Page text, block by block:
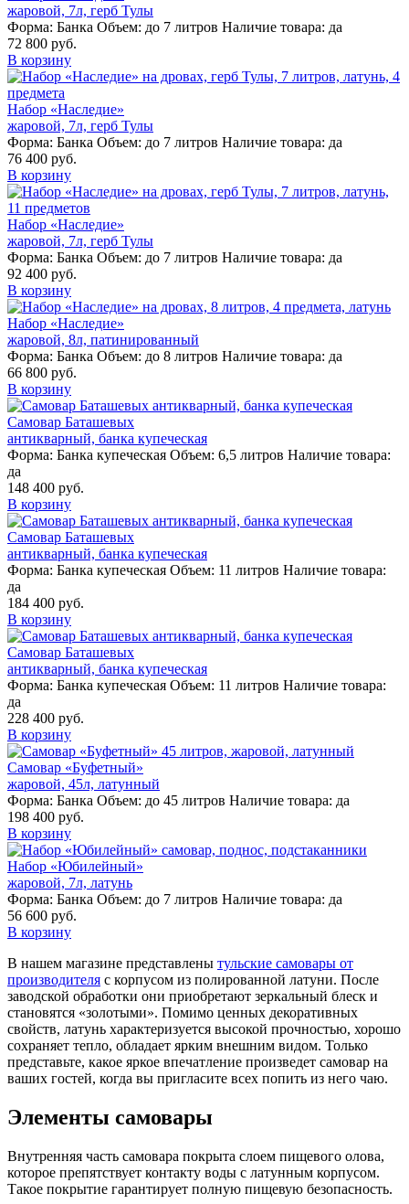
жаровой, 7л, герб Тулы
Форма: Банка Объем: до 7 литров Наличие товара: да
72 800 руб.
В корзину
Набор «Наследие»
жаровой, 7л, герб Тулы
Форма: Банка Объем: до 7 литров Наличие товара: да
76 400 руб.
В корзину
Набор «Наследие»
жаровой, 7л, герб Тулы
Форма: Банка Объем: до 7 литров Наличие товара: да
92 400 руб.
В корзину
Набор «Наследие»
жаровой, 8л, патинированный
Форма: Банка Объем: до 8 литров Наличие товара: да
66 800 руб.
В корзину
Самовар Баташевых
антикварный, банка купеческая
Форма: Банка купеческая Объем: 6,5 литров Наличие товара:
да
148 400 руб.
В корзину
Самовар Баташевых
антикварный, банка купеческая
Форма: Банка купеческая Объем: 11 литров Наличие товара:
да
184 400 руб.
В корзину
Самовар Баташевых
антикварный, банка купеческая
Форма: Банка купеческая Объем: 11 литров Наличие товара:
да
228 400 руб.
В корзину
Самовар «Буфетный»
жаровой, 45л, латунный
Форма: Банка Объем: до 45 литров Наличие товара: да
198 400 руб.
В корзину
Набор «Юбилейный»
жаровой, 7л, латунь
Форма: Банка Объем: до 7 литров Наличие товара: да
56 600 руб.
В корзину
В нашем магазине представлены тульские самовары от
производителя с корпусом из полированной латуни. После
заводской обработки они приобретают зеркальный блеск и
становятся «золотыми». Помимо ценных декоративных
свойств, латунь характеризуется высокой прочностью, хорошо
сохраняет тепло, обладает ярким внешним видом. Только
представьте, какое яркое впечатление произведет самовар на
ваших гостей, когда вы пригласите всех попить из него чаю.
Элементы самовары
Внутренняя часть самовара покрыта слоем пищевого олова,
которое препятствует контакту воды с латунным корпусом.
Такое покрытие гарантирует полную пищевую безопасность.